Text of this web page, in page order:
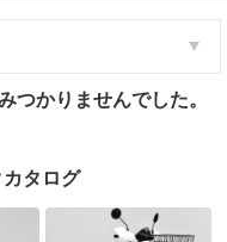
つかりませんでした。
タログ